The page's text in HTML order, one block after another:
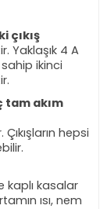
çıkış
Yaklaşık 4 A
sahip ikinci
tam akım
hepsi
kaplı kasalar
ısı, nem